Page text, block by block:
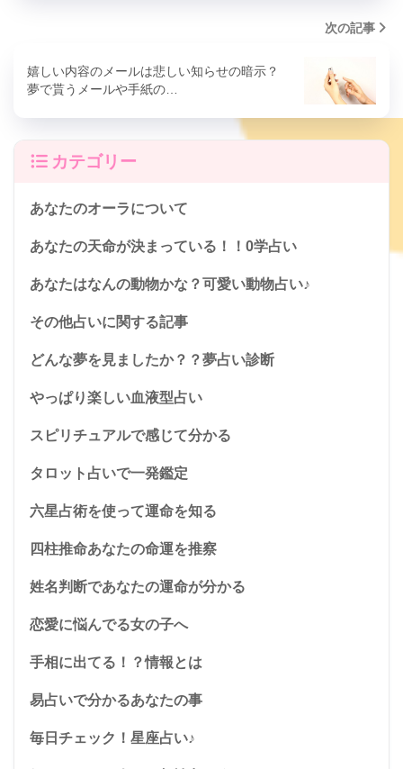
次の記事
嬉しい内容のメールは悲しい知らせの暗示？
夢で貰うメールや手紙の…
カテゴリー
あなたのオーラについて
あなたの天命が決まっている！！0学占い
あなたはなんの動物かな？可愛い動物占い♪
その他占いに関する記事
どんな夢を見ましたか？？夢占い診断
やっぱり楽しい血液型占い
スピリチュアルで感じて分かる
タロット占いで一発鑑定
六星占術を使って運命を知る
四柱推命あなたの命運を推察
姓名判断であなたの運命が分かる
恋愛に悩んでる女の子へ
手相に出てる！？情報とは
易占いで分かるあなたの事
毎日チェック！星座占い♪